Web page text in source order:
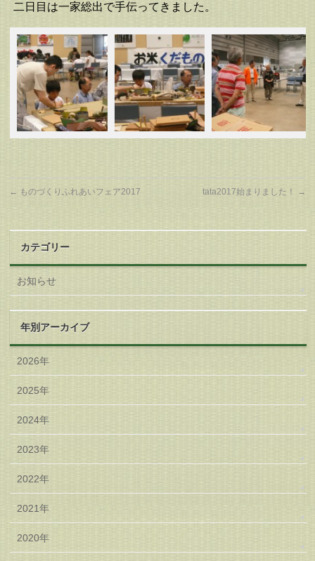
二日目は一家総出で手伝ってきました。
← ものづくりふれあいフェア2017 tata2017始まりました！ →
カテゴリー
お知らせ
年別アーカイブ
2026年
2025年
2024年
2023年
2022年
2021年
2020年